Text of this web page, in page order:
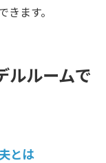
ます。
ルルームで
とは